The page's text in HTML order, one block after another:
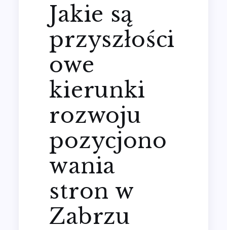
Jakie są
przyszłości
owe
kierunki
rozwoju
pozycjono
wania
stron w
Zabrzu